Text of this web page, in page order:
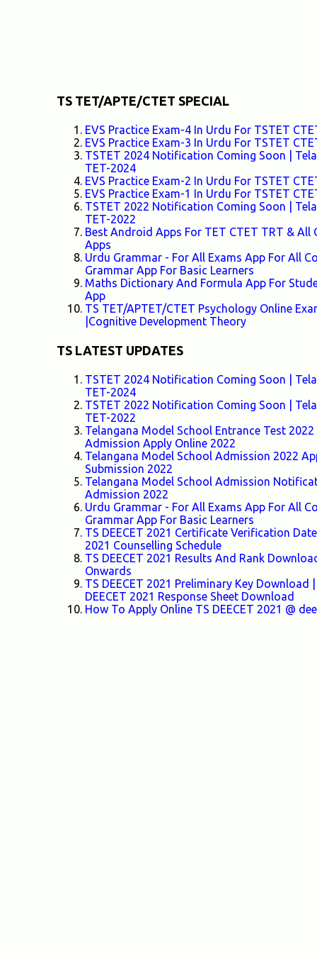
TS TET/APTE/CTET SPECIAL
EVS Practice Exam-4 In Urdu For TSTET
EVS Practice Exam-3 In Urdu For TSTET
TSTET 2024 Notification Coming Soon |
TET-2024
EVS Practice Exam-2 In Urdu For TSTET
EVS Practice Exam-1 In Urdu For TSTET
TSTET 2022 Notification Coming Soon |
TET-2022
Best Android Apps For TET CTET TRT &
Apps
Urdu Grammar - For All Exams App For All
Grammar App For Basic Learners
Maths Dictionary And Formula App For
App
TS TET/APTET/CTET Psychology Online
|Cognitive Development Theory
TS LATEST UPDATES
TSTET 2024 Notification Coming Soon |
TET-2024
TSTET 2022 Notification Coming Soon |
TET-2022
Telangana Model School Entrance Test
Admission Apply Online 2022
Telangana Model School Admission 2022
Submission 2022
Telangana Model School Admission
Admission 2022
Urdu Grammar - For All Exams App For All
Grammar App For Basic Learners
TS DEECET 2021 Certificate Verification
2021 Counselling Schedule
TS DEECET 2021 Results And Rank
Onwards
TS DEECET 2021 Preliminary Key
DEECET 2021 Response Sheet Download
How To Apply Online TS DEECET 2021 @